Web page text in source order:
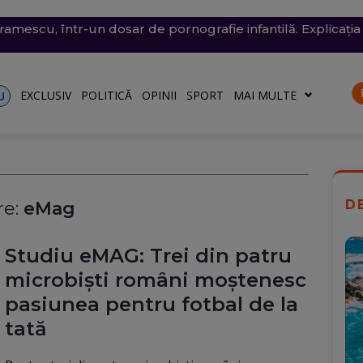
de energie, fără efect: Miercuri, la momentul
exploziv a perturbat traficul pe aeroportul Leipzig, un
către Ucraina. Rusia, principalul suspect
într-un dosar de pornografie infantilă.
în dreptul unei plaje din Mamaia (Video). Aparatul
lui Nicușor Dan, și-a publicat declarațiile de avere
are la Dacia
EXCLUSIV POLITICĂ OPINII SPORT MAI MULTE
eMag
Studiu eMAG: Trei din patru
microbiști români moștenesc
pasiunea pentru fotbal de la
tată